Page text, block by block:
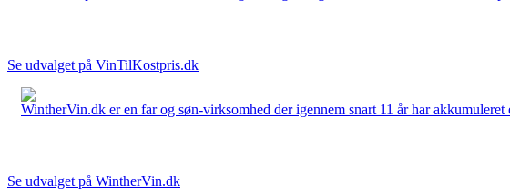
Se udvalget på VinTilKostpris.dk
WintherVin.dk er en far og søn-virksomhed der igennem snart 11 år har
Se udvalget på WintherVin.dk